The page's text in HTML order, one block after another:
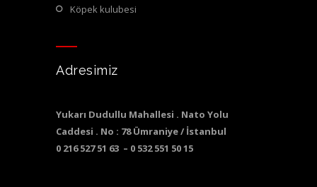
köpek kulubesi
Adresimiz
Yukarı Dudullu Mahallesi . Nato Yolu
Caddesi . No : 78 Ümraniye / İstanbul
0 216 527 51 63 – 0 532 551 50 15